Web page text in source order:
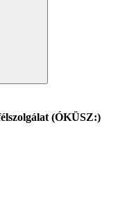
(ÓKÜSZ:)